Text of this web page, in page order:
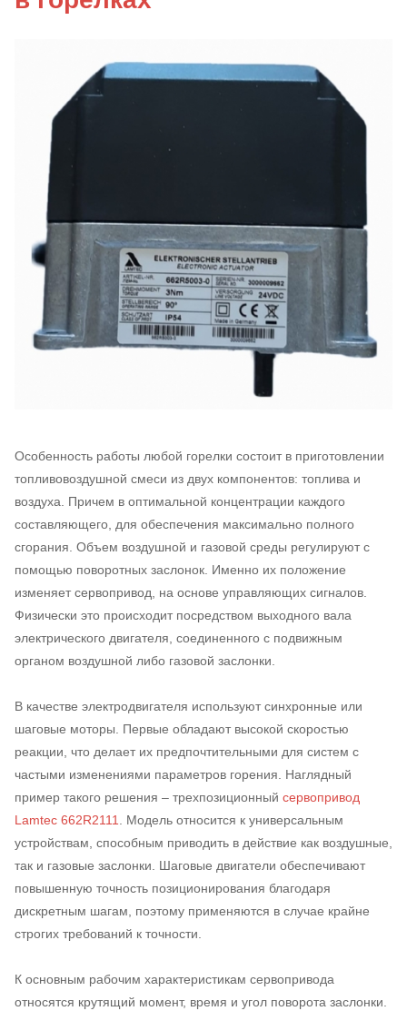
Особенность работы любой горелки состоит в приготовлении
топливовоздушной смеси из двух компонентов: топлива и
воздуха. Причем в оптимальной концентрации каждого
составляющего, для обеспечения максимально полного
сгорания. Объем воздушной и газовой среды регулируют с
помощью поворотных заслонок. Именно их положение
изменяет сервопривод, на основе управляющих сигналов.
Физически это происходит посредством выходного вала
электрического двигателя, соединенного с подвижным
органом воздушной либо газовой заслонки.
В качестве электродвигателя используют синхронные или
шаговые моторы. Первые обладают высокой скоростью
реакции, что делает их предпочтительными для систем с
частыми изменениями параметров горения. Наглядный
пример такого решения – трехпозиционный сервопривод
Lamtec 662R2111
. Модель относится к универсальным
устройствам, способным приводить в действие как воздушные,
так и газовые заслонки. Шаговые двигатели обеспечивают
повышенную точность позиционирования благодаря
дискретным шагам, поэтому применяются в случае крайне
строгих требований к точности.
К основным рабочим характеристикам сервопривода
относятся крутящий момент, время и угол поворота заслонки.